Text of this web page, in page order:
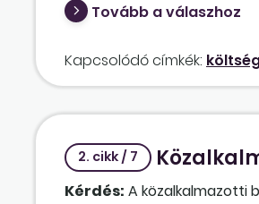
Tovább a válaszhoz
Kapcsolódó címkék:
2. cikk / 7
Kérdés: A közalkalmazotti